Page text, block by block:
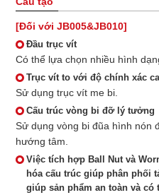
[Đối với JB005&JB010]
Đầu trục vít
Có thể lựa chọn nhiều hình
Trục vít to với độ chính xác
Sử dụng trục vít me bi.
Cấu trúc vòng bi đỡ lý tưởng
Sử dụng vòng bi đũa hình nón
hướng tâm.
Việc tích hợp Ball Nut và
hóa cấu trúc giúp phân phối
giúp sản phẩm an toàn và có